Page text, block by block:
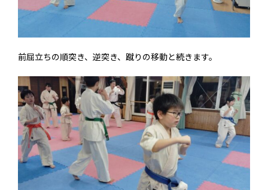
前屈立ちの順突き、逆突き、蹴りの移動と続きます。